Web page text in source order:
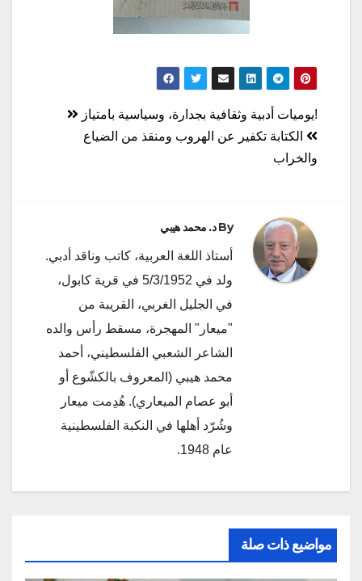
تصفّح
المقالات
!يوميات أدبية وثقافية بجدارة، وسياسية بامتياز
الكتابة تكفير عن الهروب ومنقذ من الضياع
والخراب
By د. محمد هيبي
أستاذ اللغة العربية، كاتب وناقد أدبي.
ولد في 5/3/1952 في قرية كابول،
في الجليل الغربي، القريبة من
"ميعار" المهجرة، مسقط رأس والده
الشاعر الشعبي الفلسطيني، أحمد
محمد هيبي (المعروف بالكشّوع أو
أبو عصام الميعاري). هُدِمت ميعار
وشُرّد أهلها في النكبة الفلسطينية
عام 1948.
مواضيع ذات صلة